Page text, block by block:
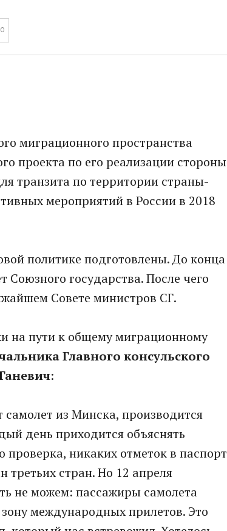
миграционного пространства
проекта по его реализации стороны
транзита по территории страны-
мероприятий в России в 2018
политике подготовлены. До конца
Союзного государства. После чего
Совете министров СГ.
на пути к общему миграционному
Главного консульского
:
самолет из Минска, производится
день приходится объяснять
никаких отметок в паспорт
третьих стран. Но 12 апреля
не можем: пассажиры самолета
международных прилетов. Это